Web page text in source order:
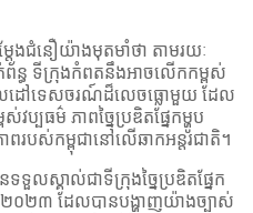
ែងជំនឿយ៉ាងមុតមាំថា តាមរយៈ
ក់ព័ន្ធ ទី​ក្រុង​កំពតនឹងអាចលើកកម្ពស់
លដៅទេសចរណ៍ដ៏លេចធ្លោមួយ ដែល
ប្បធម៌ ភាពច្នៃប្រឌិតផ្នែក​ម្ហូប​
ពរបស់កម្ពុជានៅលើឆាកអន្តរជាតិ។
ទួលស្គាល់ជាទីក្រុងច្នៃប្រឌិតផ្នែក
២០២៣ ដែល​បានបង្ហាញយ៉ាងច្បាស់